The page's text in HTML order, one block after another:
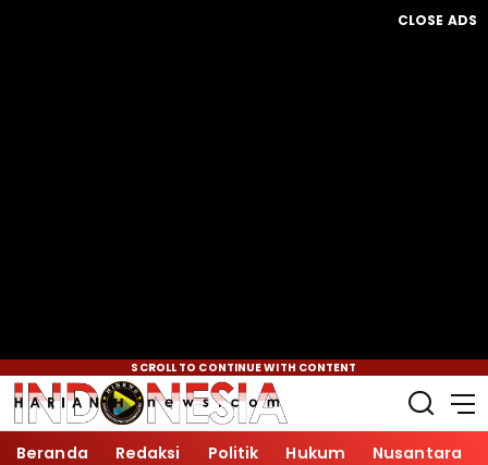
CLOSE ADS
SCROLL TO CONTINUE WITH CONTENT
Beranda Redaksi Politik Hukum Nusantara